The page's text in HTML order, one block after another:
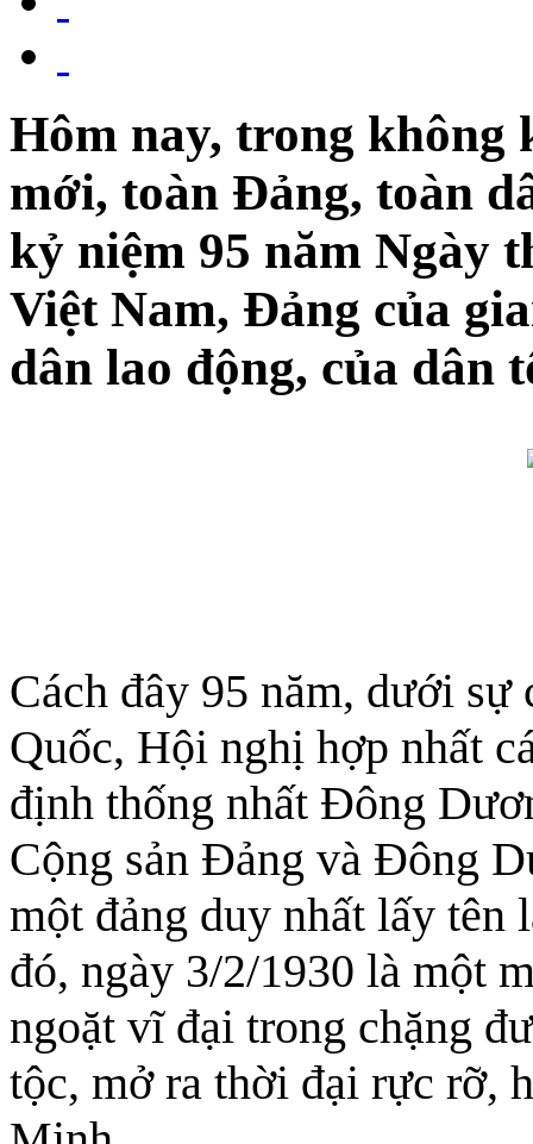
Hôm nay, trong không
mới, toàn Ðảng, toàn
kỷ niệm 95 năm Ngày
Việt Nam, Ðảng của
dân lao động, của dân
Cách đây 95 năm, dưới
Quốc, Hội nghị hợp nhất
định thống nhất Ðông
Cộng sản Ðảng và Ðông
một đảng duy nhất lấy
đó, ngày 3/2/1930 là một
ngoặt vĩ đại trong chặng
tộc, mở ra thời đại rực rỡ,